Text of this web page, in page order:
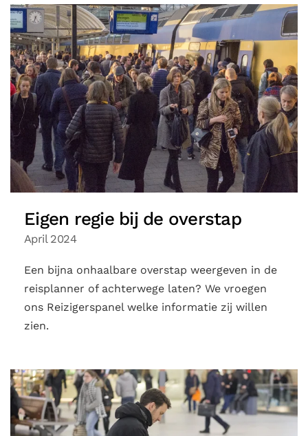
Eigen regie bij de overstap
April 2024
Een bijna onhaalbare overstap weergeven in de
reisplanner of achterwege laten? We vroegen
ons Reizigerspanel welke informatie zij willen
zien.